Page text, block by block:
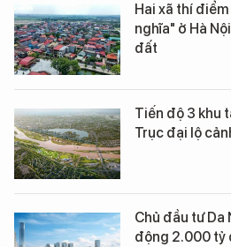
Hai xã thí
nghĩa" ở Hà
đất
Tiến độ 3 khu
Trục đại lộ
Chủ đầu tư Da
động 2.000 tỷ